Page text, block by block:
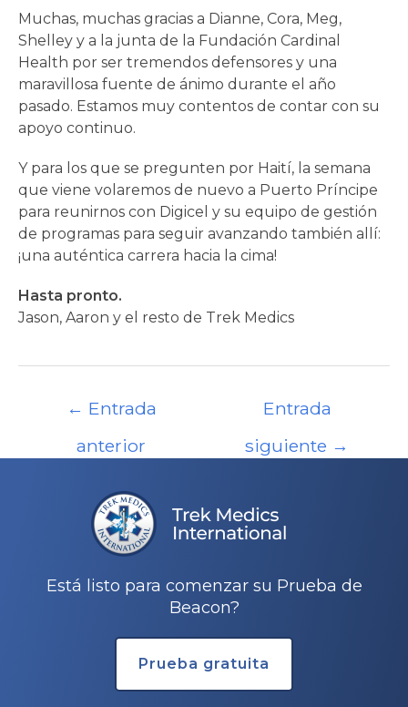
Muchas, muchas gracias a Dianne, Cora, Meg,
Shelley y a la junta de la Fundación Cardinal
Health por ser tremendos defensores y una
maravillosa fuente de ánimo durante el año
pasado. Estamos muy contentos de contar con su
apoyo continuo.
Y para los que se pregunten por Haití, la semana
que viene volaremos de nuevo a Puerto Príncipe
para reunirnos con Digicel y su equipo de gestión
de programas para seguir avanzando también allí:
¡una auténtica carrera hacia la cima!
Hasta pronto.
Jason, Aaron y el resto de Trek Medics
entradas
← Entrada
anterior
Entrada
siguiente →
Está listo para comenzar su Prueba de
Beacon?
Prueba gratuita